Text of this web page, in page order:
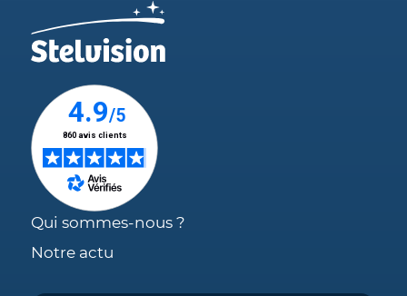
Qui sommes-nous ?
Notre actu